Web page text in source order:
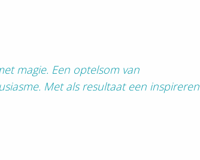
magie. Een optelsom van
Met als resultaat een